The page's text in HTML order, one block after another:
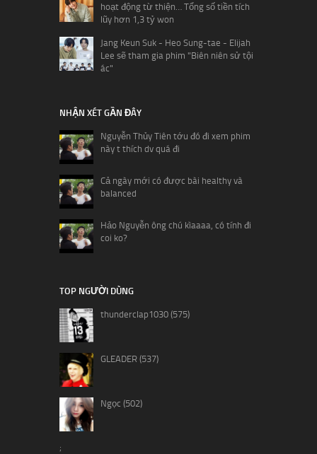
hoạt động từ thiện… Tổng số tiền tích
lũy hơn 1,3 tỷ won
Jang Keun Suk - Heo Sung-tae - Elijah
Lee sẽ tham gia phim "Biên niên sử tội
ác"
NHẬN XÉT GẦN ĐÂY
Nguyễn Thủy Tiên tớu đó đi xem phim
này t thích dv quá đi
Cả ngày mới có được bài healthy và
balanced
Hảo Nguyễn ông chú kìaaaa, có tính đi
coi ko?
TOP NGƯỜI DÙNG
thunderclap1030 (575)
GLEADER (537)
Ngọc (502)
;